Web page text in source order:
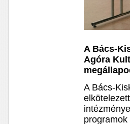
A Bács-
Agóra
A Bács-